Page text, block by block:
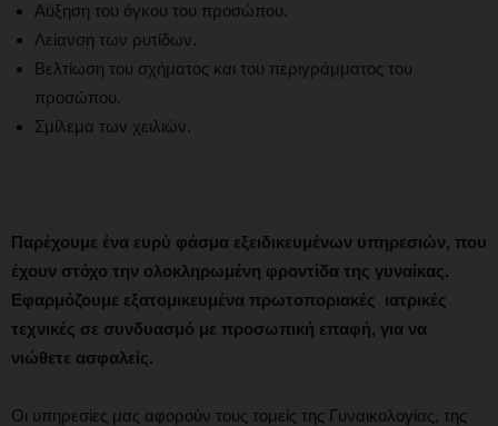
Αύξηση του όγκου του προσώπου.
Λείανση των ρυτίδων.
Βελτίωση του σχήματος και του περιγράμματος του
προσώπου.
Σμίλεμα των χειλιών.
Παρέχουμε ένα ευρύ φάσμα εξειδικευμένων υπηρεσιών, που
έχουν στόχο την ολοκληρωμένη φροντίδα της γυναίκας.
Εφαρμόζουμε εξατομικευμένα πρωτοποριακές ιατρικές
τεχνικές σε συνδυασμό με προσωπική επαφή, για να
νιώθετε ασφαλείς.
Οι υπηρεσίες μας αφορούν τους τομείς της Γυναικολογίας, της